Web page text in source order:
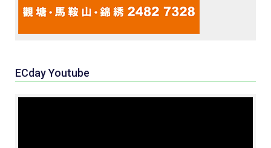
ECday Youtube